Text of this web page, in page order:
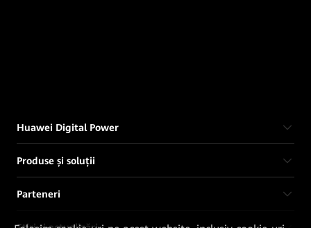
Huawei Digital Power
Produse și soluții
Parteneri